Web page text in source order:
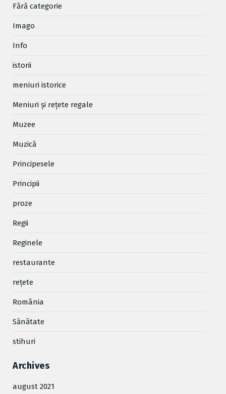
Fără categorie
Imago
Info
istorii
meniuri istorice
Meniuri și rețete regale
Muzee
Muzică
Principesele
Principii
proze
Regii
Reginele
restaurante
reţete
România
Sănătate
stihuri
Archives
august 2021